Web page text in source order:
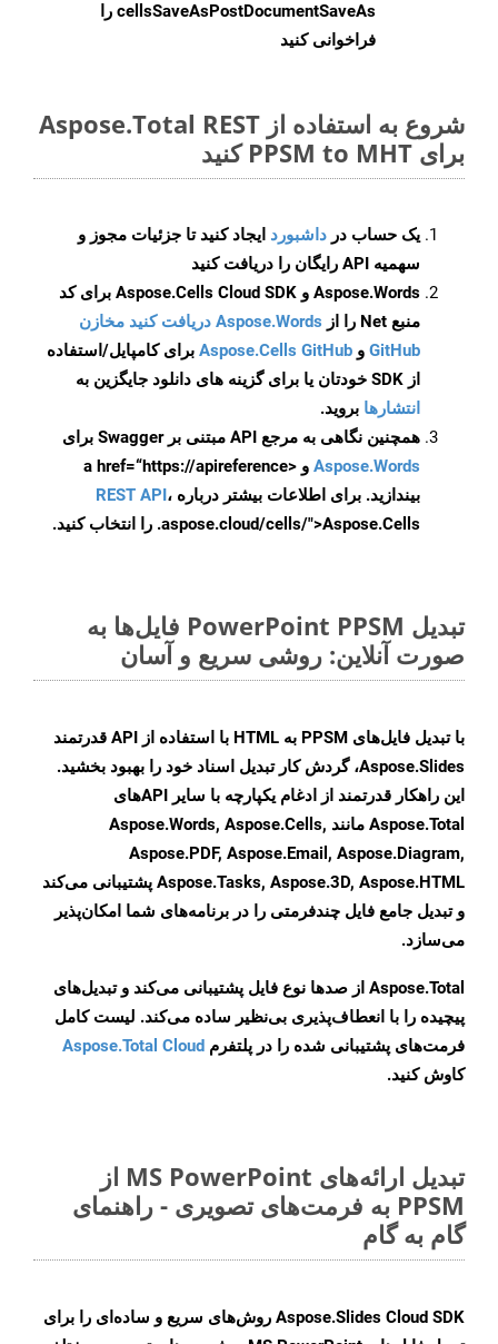
cellsSaveAsPostDocumentSaveAs را
فراخوانی کنید
شروع به استفاده از Aspose.Total REST
برای PPSM to MHT کنید
یک حساب در داشبورد ایجاد کنید تا جزئیات مجوز و
سهمیه API رایگان را دریافت کنید
Aspose.Words و Aspose.Cells Cloud SDK برای کد
منبع Net را از
Aspose.Words دریافت کنید مخازن
GitHub و Aspose.Cells GitHub برای کامپایل/استفاده
از SDK خودتان یا برای گزینه های دانلود جایگزین به
انتشارها بروید.
همچنین نگاهی به مرجع API مبتنی بر Swagger برای
Aspose.Words
و <a href=“https://apireference
بیندازید. برای اطلاعات بیشتر درباره REST API،
.aspose.cloud/cells/">Aspose.Cells را انتخاب کنید.
تبدیل PowerPoint PPSM فایل‌ها به
صورت آنلاین: روشی سریع و آسان
با تبدیل فایل‌های PPSM به HTML با استفاده از API قدرتمند
Aspose.Slides، گردش کار تبدیل اسناد خود را بهبود بخشید.
این راهکار قدرتمند از ادغام یکپارچه با سایر APIهای
Aspose.Total مانند Aspose.Words, Aspose.Cells,
Aspose.PDF, Aspose.Email, Aspose.Diagram,
Aspose.Tasks, Aspose.3D, Aspose.HTML پشتیبانی می‌کند
و تبدیل جامع فایل چندفرمتی را در برنامه‌های شما امکان‌پذیر
می‌سازد.
Aspose.Total از صدها نوع فایل پشتیبانی می‌کند و تبدیل‌های
پیچیده را با انعطاف‌پذیری بی‌نظیر ساده می‌کند. لیست کامل
فرمت‌های پشتیبانی شده را در پلتفرم Aspose.Total Cloud
کاوش کنید.
تبدیل ارائه‌های MS PowerPoint از
PPSM به فرمت‌های تصویری - راهنمای
گام به گام
Aspose.Slides Cloud SDK روش‌های سریع و ساده‌ای را برای